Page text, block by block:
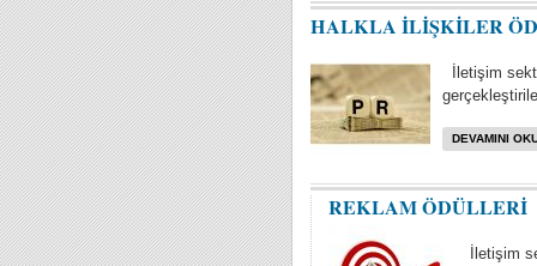
HALKLA İLİŞKİLER
İletişim
DEVAMINI
REKLAM ÖDÜLLERİ
İletişim